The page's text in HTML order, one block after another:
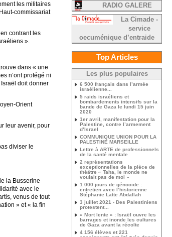
les militaires
commissariat
contrant les
».
dans « une
n’ont protégé ni
doit donner
Orient
leur avenir, pour
diviser le
la Busserine
avec le
venus de tout
» et « la fin
RADIO GALERE
La Cimade -
service
oecuménique d’entraide
Top Articles
Les plus populaires
6 500 français dans l’armée
israélienne...
5 raids israéliens et
bombardements intensifs sur la
bande de Gaza le lundi 15 juin
2020
1er avril, manifestation pour la
Palestine, contre l’armement
d’Israel
COMMUNIQUE UNION POUR LA
PALESTINE MARSEILLE
Lettre à ARTE de professionnels
de la santé mentale
2 représentations
exceptionnelles de la pièce de
théâtre « Taha, le monde ne
voulait pas de moi »
1 000 jours de génocide :
entretien avec l’historienne
Stéphanie Latte Abdallah
3 juillet 2021 - Des Palestiniens
protestent...
« Mort lente » : Israël ouvre les
barrages et inonde les cultures
de Gaza avant la récolte
4 156 élèves et 221